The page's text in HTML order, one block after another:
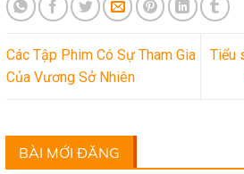
Các Tập Phim Có Sự Tham Gia
Của Vương Sở Nhiên
Tiểu
BÀI MỚI ĐĂNG